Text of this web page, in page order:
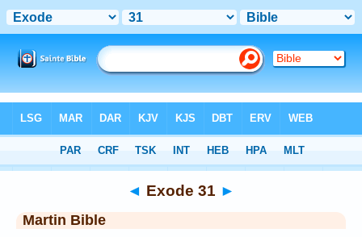
> Exode 31
◄ Exode 31 ►
Martin Bible